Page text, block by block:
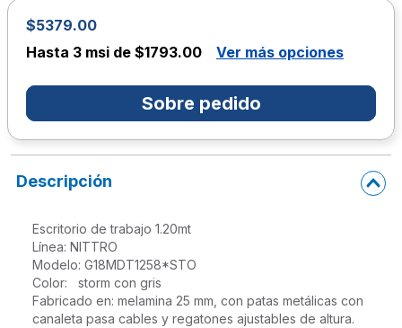
$5379.00
Hasta 3 msi de $1793.00 Ver más opciones
Sobre pedido
Descripción
Escritorio de trabajo 1.20mt
Línea: NITTRO
Modelo: G18MDT1258*STO
Color:   storm con gris
Fabricado en: melamina 25 mm, con patas metálicas con
canaleta pasa cables y regatones ajustables de altura.
7.
escritorio
8.
sacapuntas
9.
escolar
10